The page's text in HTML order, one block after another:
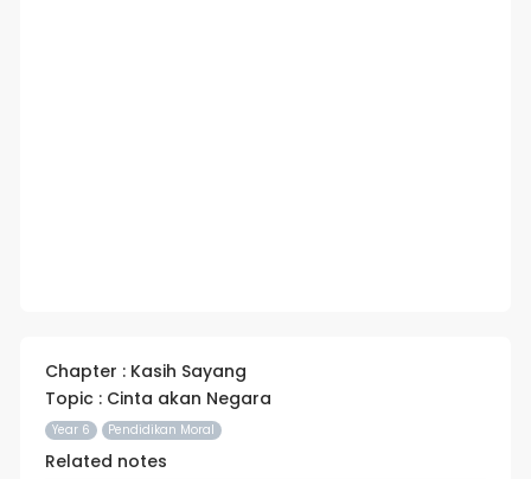
Chapter : Kasih Sayang
Topic : Cinta akan Negara
Year 6 Pendidikan Moral
Related notes